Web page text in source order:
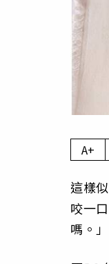
A+
這樣
咬一
嗎。」